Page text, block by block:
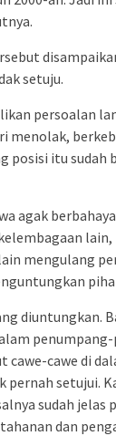
setuju.
persoalan
menolak,
posisi itu sudah
agak
lain,
mengulang
diuntungkan.
cawe-cawe di
pernah setujui.
sudah jelas
dan